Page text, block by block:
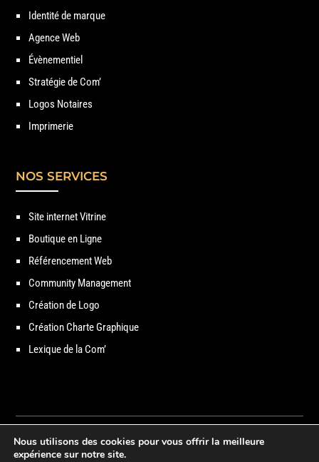
Identité de marque
Agence Web
Évènementiel
Stratégie de Com’
Logos Notaires
Imprimerie
NOS SERVICES
Site internet Vitrine
Boutique en Ligne
Référencement Web
Community Management
Création de Logo
Création Charte Graphique
Lexique de la Com’
Copyright © 2021 – Break-Out Company – Agence de communication
Nous utilisons des cookies pour vous offrir la meilleure
expérience sur notre site.